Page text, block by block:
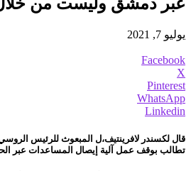
يوليو 7, 2021
Facebook
X
Pinterest
WhatsApp
Linkedin
قال لكسندر لافرينتيف،ل المبعوث للرئيس
تطالب بوقف عمل آلية إيصال المساعدات عبر